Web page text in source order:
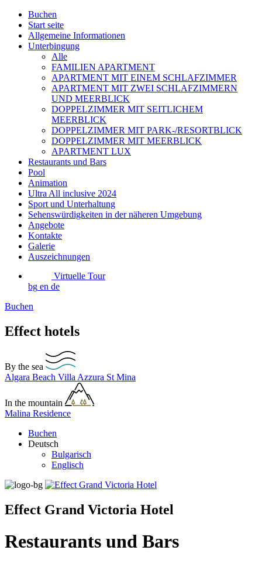
Buchen
Start seite
Allgemeine Informationen
Unterbingung
Alle
FAMILIEN APARTMENT
APARTMENT MIT EINEM SCHLAFZIMMER
APARTMENT MIT ZWEI SCHLAFZIMMERN
UND MEERBLICK
DOPPELZIMMER MIT SEITLICHEM
MEERBLICK
DOPPELZIMMER MIT PARK-/RESORTBLICK
DOPPELZIMMER MIT MEERBLICK
APARTMENT LUX
Restaurants und Bars
Pool
Animation
Ultra All inclusive 2024
Sport und Unterhaltung
Sehenswürdigkeiten in der näheren Umgebung
Angebote
Kontakte
Galerie
Auszeichnungen
Virtuelle Tour
bg en de
Buchen
Effect hotels
By the sea
Algara Beach Villa Azzura St Mina
In the mountain
Malina Residence
Buchen
Deutsch
Bulgarisch
Englisch
Еffect Grand Victoria Hotel
Restaurants und Bars